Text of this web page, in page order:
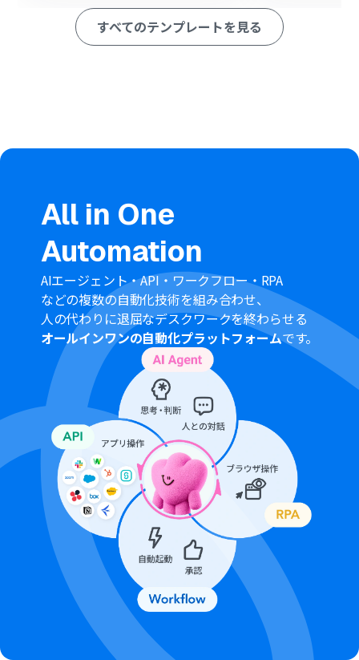
スケジュールトリガーでは、フローボットを起動させたい
曜日や時間帯などを任意で設定してください。
LOGILESSの「商品対応表一覧を取得」アクションでは、
■注意事項
ン・サクセスプランでのみご利用いただける機能となって
おります。フリープラン・ミニプランの場合は設定してい
るフローボットのオペレーションやデータコネクトはエ
ラーとなりますので、ご注意ください。
チームプランやサクセスプランなどの有料プランは、2週
間の無料トライアルを行うことが可能です。無料トライア
ル中には制限対象のアプリや機能（オペレーション）を
使用することができます。
すべてのテンプレートを見る
All in One
Automation
AIエージェント・API・ワークフロー・RPA
などの複数の自動化技術を組み合わせ、
人の代わりに退屈なデスクワークを終わらせる
オールインワンの自動化プラットフォームです。